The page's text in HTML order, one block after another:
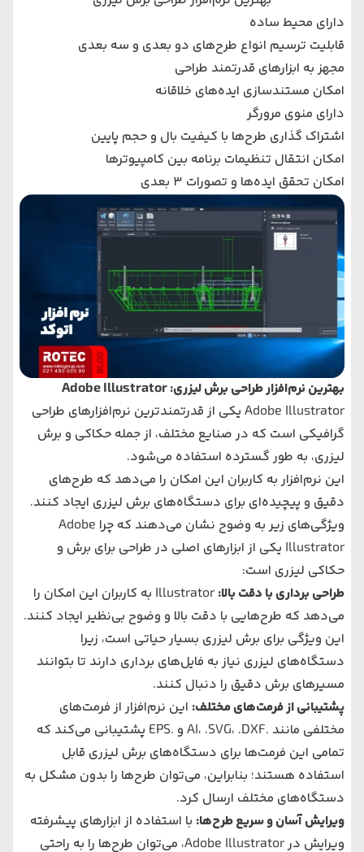
دارای محیط ساده
قابلیت ترسیم انواع طرح‌های دو بعدی و سه بعدی
مجهز به ابزارهای قدرتمند طراحی
امکان مستندسازی ایده‌های خلاقانه
دارای منوی مرورگر
اشتراک گذاری طرح‌ها با کیفیت بال و حجم پایین
امکان انتقال تنظیمات برنامه بین کامپیوترها
امکان تحقق ایده‌ها و تصورات ۳ بعدی
بهترین نرم‌افزار طراحی برش لیزری: Adobe Illustrator
Adobe Illustrator یکی از قدرتمندترین نرم‌افزارهای طراحی
گرافیکی است که در صنایع مختلف، از جمله حکاکی و برش
لیزری، به طور گسترده استفاده می‌شود.
این نرم‌افزار به کاربران این امکان را می‌دهد که طرح‌های
دقیق و پیچیده‌ای برای دستگاه‌های برش لیزری ایجاد کنند.
ویژگی‌های زیر به وضوح نشان می‌دهند که چرا Adobe
Illustrator یکی از ابزارهای اصلی در طراحی برای برش و
حکاکی لیزری است:
طراحی برداری با دقت بالا:
Illustrator به کاربران این امکان را
می‌دهد که طرح‌هایی با دقت بالا و وضوح بی‌نظیر ایجاد کنند.
این ویژگی برای برش لیزری بسیار حیاتی است، زیرا
دستگاه‌های لیزری نیاز به فایل‌های برداری دارند تا بتوانند
مسیرهای برش دقیق را دنبال کنند.
پشتیبانی از فرمت‌های مختلف: این نرم‌افزار از فرمت‌های
مختلفی مانند .AI، .SVG، .DXF و .EPS پشتیبانی می‌کند که
تمامی این فرمت‌ها برای دستگاه‌های برش لیزری قابل
استفاده هستند؛ بنابراین، می‌توان طرح‌ها را بدون مشکل به
دستگاه‌های مختلف ارسال کرد.
ویرایش آسان و سریع طرح‌ها: با استفاده از ابزارهای پیشرفته
ویرایش در Adobe Illustrator، می‌توان طرح‌ها را به راحتی